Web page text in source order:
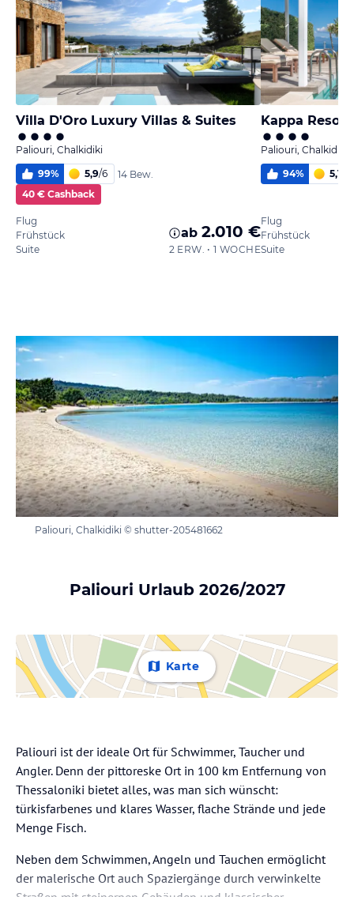
Villa D'Oro Luxury Villas & Suites
Paliouri, Chalkidiki
99% 5,9/6
14 Bew.
40 € Cashback
Flug
Frühstück
Suite
ab 2.010 €
2 ERW. • 1 WOCHE
Kappa Resort
Paliouri, Chalkidiki
94% 5,1
Flug
Frühstück
Suite
Paliouri, Chalkidiki © shutter-205481662
Paliouri Urlaub 2026/2027
Karte
Paliouri ist der ideale Ort für Schwimmer, Taucher und
Angler. Denn der pittoreske Ort in 100 km Entfernung von
Thessaloniki bietet alles, was man sich wünscht:
türkisfarbenes und klares Wasser, flache Strände und jede
Menge Fisch.
Neben dem Schwimmen, Angeln und Tauchen ermöglicht
der malerische Ort auch Spaziergänge durch verwinkelte